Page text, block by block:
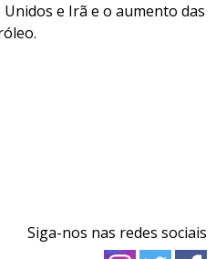
e Irã e o aumento das
Siga-nos nas redes sociais